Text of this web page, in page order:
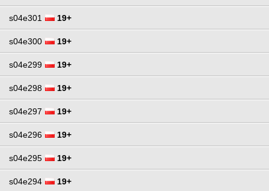
s04e301 19+
s04e300 19+
s04e299 19+
s04e298 19+
s04e297 19+
s04e296 19+
s04e295 19+
s04e294 19+